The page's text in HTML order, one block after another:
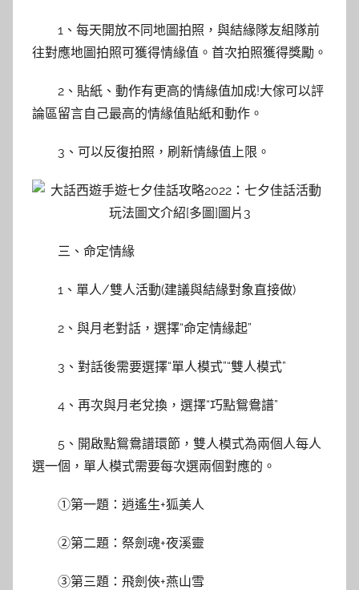
1、每天開放不同地圖拍照，與結緣隊友組隊前
往對應地圖拍照可獲得情緣值。首次拍照獲得獎勵。
2、貼紙、動作有更高的情緣值加成!大傢可以評
論區留言自己最高的情緣值貼紙和動作。
3、可以反復拍照，刷新情緣值上限。
三、命定情緣
1、單人/雙人活動(建議與結緣對象直接做)
2、與月老對話，選擇“命定情緣起”
3、對話後需要選擇“單人模式”“雙人模式”
4、再次與月老兌換，選擇“巧點鴛鴦譜”
5、開啟點鴛鴦譜環節，雙人模式為兩個人每人
選一個，單人模式需要每次選兩個對應的。
①第一題：逍遙生+狐美人
②第二題：祭劍魂+夜溪靈
③第三題：飛劍俠+燕山雪